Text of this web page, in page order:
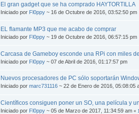
El gran gadget que se ha comprado HAYTORTILLA
Iniciado por Fl0ppy ~ 16 de Octubre de 2016, 03:52:50 pm
EL flamante MP3 que me acabo de comprar
Iniciado por Fl0ppy ~ 19 de Octubre de 2016, 06:57:15 pm
Carcasa de Gameboy esconde una RPi con miles
Iniciado por Fl0ppy ~ 07 de Abril de 2016, 01:17:57 pm
Nuevos procesadores de PC sólo soportarán
Iniciado por marc731116 ~ 22 de Enero de 2016, 05:08:05
Científicos consiguen poner un SO, una película y
Iniciado por Fl0ppy ~ 05 de Marzo de 2017, 11:34:59 am «